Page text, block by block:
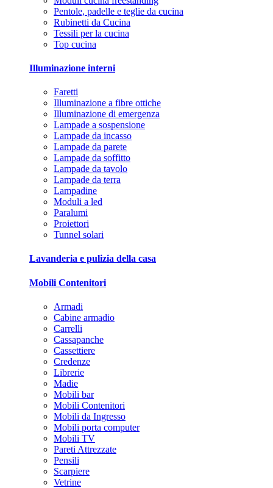
Pentole, padelle e teglie da cucina
Rubinetti da Cucina
Tessili per la cucina
Top cucina
Illuminazione interni
Faretti
Illuminazione a fibre ottiche
Illuminazione di emergenza
Lampade a sospensione
Lampade da incasso
Lampade da parete
Lampade da soffitto
Lampade da tavolo
Lampade da terra
Lampadine
Moduli a led
Paralumi
Proiettori
Tunnel solari
Lavanderia e pulizia della casa
Mobili Contenitori
Armadi
Cabine armadio
Carrelli
Cassapanche
Cassettiere
Credenze
Librerie
Madie
Mobili bar
Mobili Contenitori
Mobili da Ingresso
Mobili porta computer
Mobili TV
Pareti Attrezzate
Pensili
Scarpiere
Vetrine